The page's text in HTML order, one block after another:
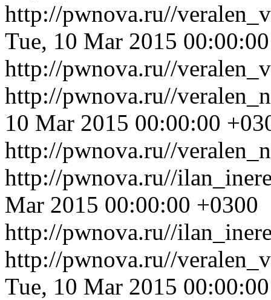
http://pwnova.ru//
Tue, 10 Mar 2015
http://pwnova.ru//
http://pwnova.ru//
10 Mar 2015 00:00:00
http://pwnova.ru//
http://pwnova.ru//
Mar 2015 00:00:00 +0300
http://pwnova.ru//
http://pwnova.ru//
Tue, 10 Mar 2015